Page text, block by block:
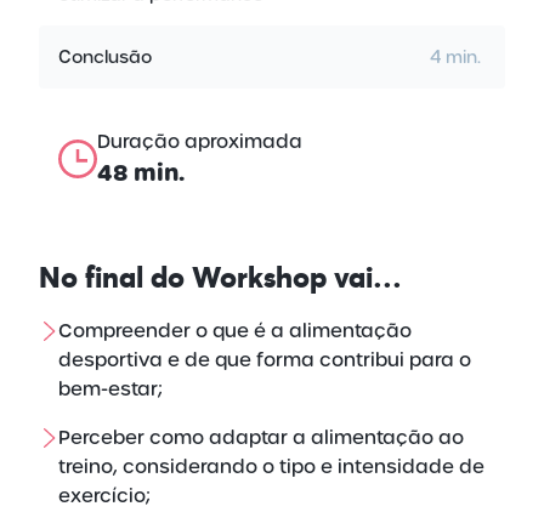
Conclusão 4 min.
Duração aproximada
48 min.
No final doWorkshop vai…
Compreender o que é a alimentação
desportiva e de que forma contribui para o
bem-estar;
Perceber como adaptar a alimentação ao
treino, considerando o tipo e intensidade de
exercício;